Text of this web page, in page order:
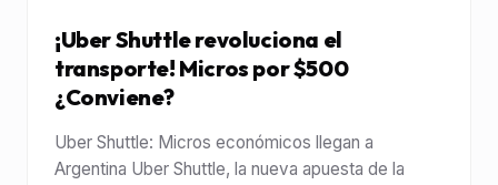
¡Uber Shuttle revoluciona el
transporte! Micros por $500
¿Conviene?
Uber Shuttle: Micros económicos llegan a
Argentina Uber Shuttle, la nueva apuesta de la